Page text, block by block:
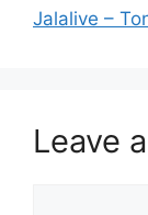
Jalalive –
Leave